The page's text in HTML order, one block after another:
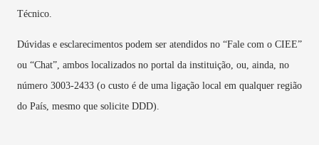
Técnico.
Dúvidas e esclarecimentos podem ser atendidos no “Fale com o CIEE”
ou “Chat”, ambos localizados no portal da instituição, ou, ainda, no
número 3003-2433 (o custo é de uma ligação local em qualquer região
do País, mesmo que solicite DDD).